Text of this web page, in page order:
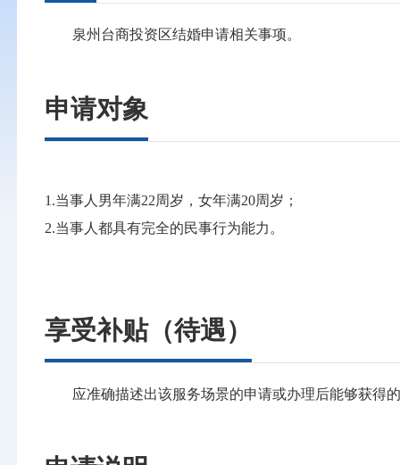
泉州台商投资区结婚申请相关事项。
申请对象
1.当事人男年满22周岁，女年满20周岁；
2.当事人都具有完全的民事行为能力。
享受补贴（待遇）
应准确描述出该服务场景的申请或办理后能够获得